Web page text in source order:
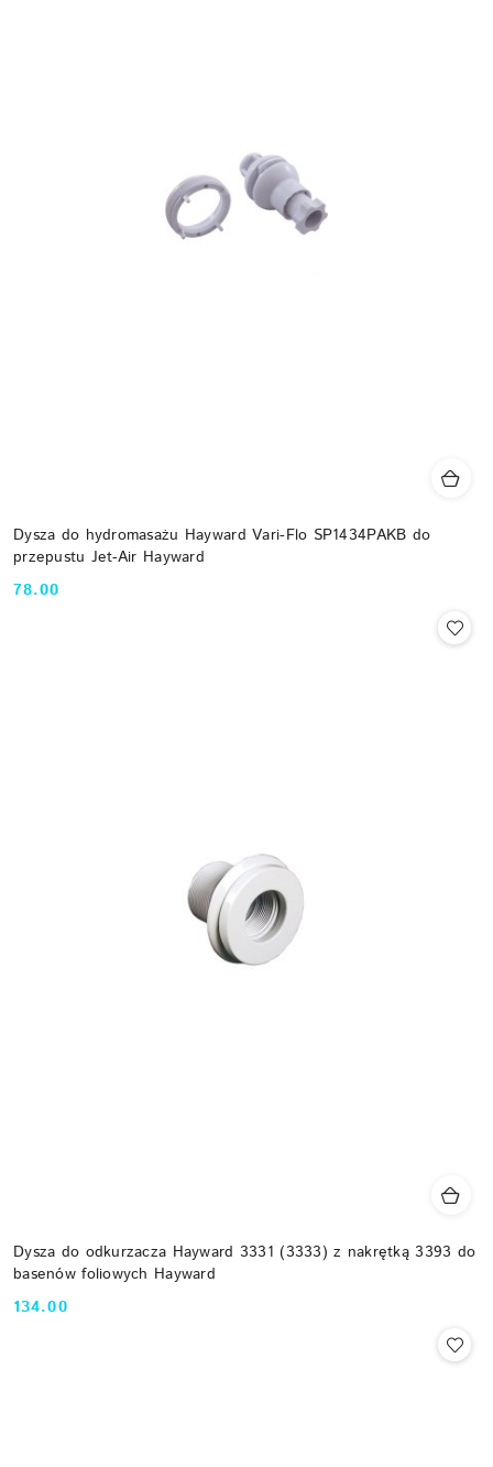
Dysza do hydromasażu Hayward Vari-Flo SP1434PAKB do
przepustu Jet-Air Hayward
Cena:
78.00
Dysza do odkurzacza Hayward 3331 (3333) z nakrętką 3393 do
basenów foliowych Hayward
Cena:
134.00